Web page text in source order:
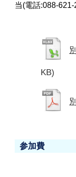
当(電話:088-621-
KB)
参加費